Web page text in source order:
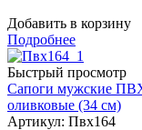
Добавить в корзину
Подробнее
Быстрый просмотр
Сапоги мужские
оливковые (34 см)
Артикул: Пвх164